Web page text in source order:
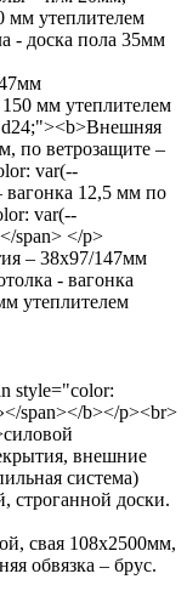
мм утеплителем
- доска пола 35мм
мм утеплителем
по ветрозащите –
var(--
вагонка 12,5 мм по
var(--
span> </p>
– 38х97/147мм
- вагонка
утеплителем
style="color:
span></b></p><br>
внешние
система)
строганной доски.
свая 108х2500мм,
обвязка – брус.